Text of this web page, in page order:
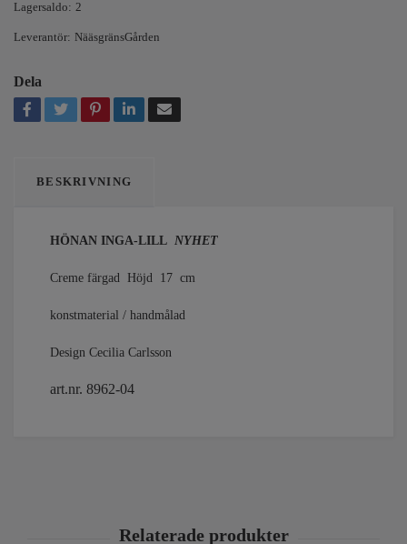
Lagersaldo: 2
Leverantör: NääsgränsGården
Dela
BESKRIVNING
HÖNAN INGA-LILL NYHET
Creme färgad Höjd 17 cm
konstmaterial / handmålad
Design Cecilia Carlsson
art.nr. 8962-04